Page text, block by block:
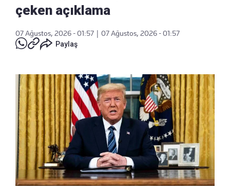
çeken açıklama
07 Ağustos, 2026 - 01:57
07 Ağustos, 2026 - 01:57
Paylaş